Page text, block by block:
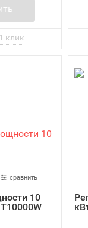
сравнить
10